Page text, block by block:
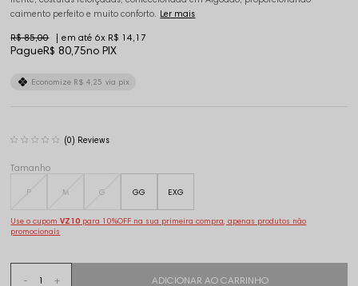
caimento perfeito e muito conforto. Ler mais
PagueR$ 80,75no PIX
R$ 85,00 6x R$ 14,17
Economize R$ 4,25 via pix
(0)
Tamanho
P M G GG EXG
Use o cupomVZ10 para 10%OFF na sua primeira compra, apenas produtos não
promocionais